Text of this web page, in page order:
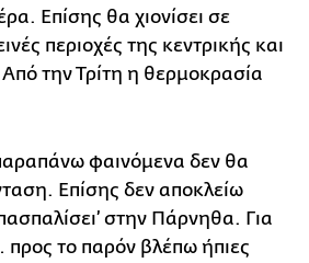
Επίσης θα χιονίσει σε
περιοχές της κεντρικής και
την Τρίτη η θερμοκρασία
φαινόμενα δεν θα
Επίσης δεν αποκλείω
στην Πάρνηθα. Για
προς το παρόν βλέπω ήπιες